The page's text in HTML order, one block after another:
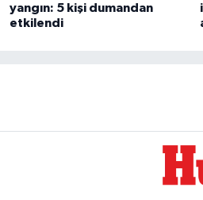
yangın: 5 kişi dumandan
etkilendi